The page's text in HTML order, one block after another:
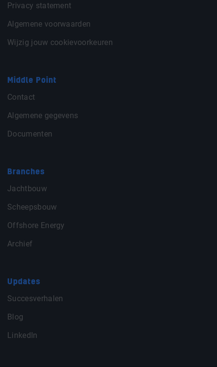
Privacy statement
Algemene voorwaarden
Wijzig jouw cookievoorkeuren
Middle Point
Contact
Algemene gegevens
Documenten
Branches
Jachtbouw
Scheepsbouw
Offshore Energy
Archief
Updates
Succesverhalen
Blog
LinkedIn